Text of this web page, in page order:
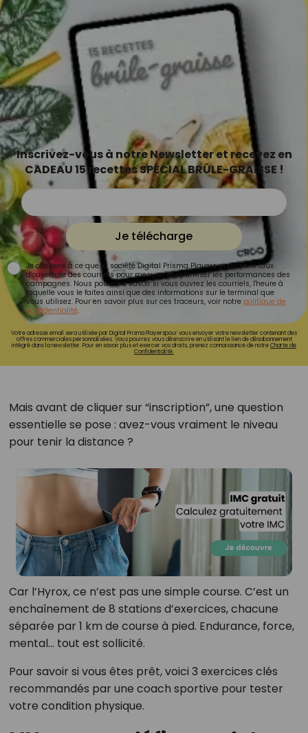
Inscrivez-vous à notre Newsletter et recevez en
CADEAU 15 recettes SPÉCIAL BRÛLE-GRAISSE !
Je télécharge
Je consens à ce que la société Digital Prisma Players analyse le taux
d'ouverture des courriels pour mesurer et optimiser les performances des
campagnes. Nous pourrons savoir si vous ouvrez les courriels, l'heure à
laquelle vous le faites ainsi que des informations sur le terminal que
vous utilisez. Pour en savoir plus sur ces traceurs, voir notre politique de
confidentialité.
Votre adresse email sera utilisée par Digital Prisma Playerspour vous envoyer votre newsletter contenant des
offres commerciales personnalisées. Vous pourrez vous désinscrire en utilisant le lien de désabonnement
intégré dans la newsletter. Pour en savoir plus et exercer vos droits, prenez connaissance de notreCharte de
Confidentialité.
Mais avant de cliquer sur “inscription”, une question
essentielle se pose : avez-vous vraiment le niveau
pour tenir la distance ?
Car l’Hyrox, ce n’est pas une simple course. C’est un
enchaînement de 8 stations d’exercices, chacune
séparée par 1 km de course à pied. Endurance, force,
mental… tout est sollicité.
Pour savoir si vous êtes prêt, voici 3 exercices clés
recommandés par une coach sportive pour tester
votre condition physique.